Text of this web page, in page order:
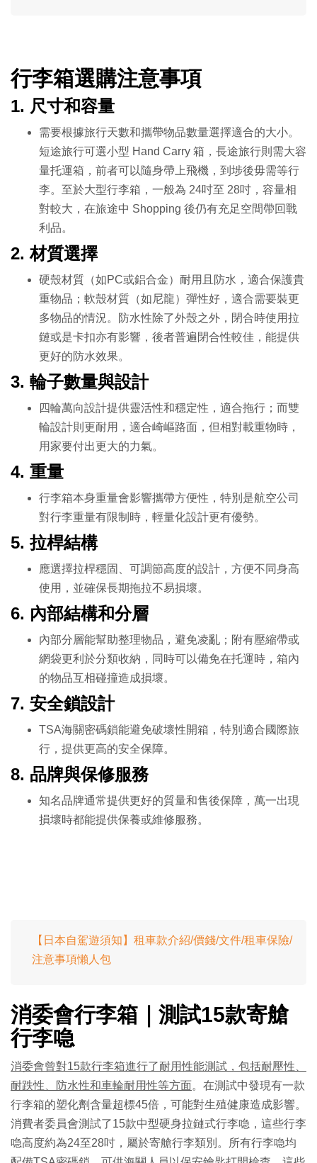
行李箱選購注意事項
1. 尺寸和容量
需要根據旅行天數和攜帶物品數量選擇適合的大小。
短途旅行可選小型 Hand Carry 箱，長途旅行則需大容
量托運箱，前者可以隨身帶上飛機，到埗後毋需等行
李。至於大型行李箱，一般為 24吋至 28吋，容量相
對較大，在旅途中 Shopping 後仍有充足空間帶回戰
利品。
2.材質選擇
硬殼材質（如PC或鋁合金）耐用且防水，適合保護貴
重物品；軟殼材質（如尼龍）彈性好，適合需要裝更
多物品的情況。防水性除了外殼之外，閉合時使用拉
鏈或是卡扣亦有影響，後者普遍閉合性較佳，能提供
更好的防水效果。
3. 輪子數量與設計
四輪萬向設計提供靈活性和穩定性，適合拖行；而雙
輪設計則更耐用，適合崎嶇路面，但相對載重物時，
用家要付出更大的力氣。
4. 重量
行李箱本身重量會影響攜帶方便性，特別是航空公司
對行李重量有限制時，輕量化設計更有優勢。
5.拉桿結構
應選擇拉桿穩固、可調節高度的設計，方便不同身高
使用，並確保長期拖拉不易損壞。
6. 內部結構和分層
內部分層能幫助整理物品，避免凌亂；附有壓縮帶或
網袋更利於分類收納，同時可以備免在托運時，箱內
的物品互相碰撞造成損壞。
7. 安全鎖設計
TSA海關密碼鎖能避免破壞性開箱，特別適合國際旅
行，提供更高的安全保障。
8. 品牌與保修服務
知名品牌通常提供更好的質量和售後保障，萬一出現
損壞時都能提供保養或維修服務。
【日本自駕遊須知】租車款介紹/價錢/文件/租車保險/
注意事項懶人包
消委會行李箱｜測試15款寄艙
行李喼
消委會曾對15款行李箱進行了耐用性能測試，包括耐壓性、
耐跌性、防水性和車輪耐用性等方面。在測試中發現有一款
行李箱的塑化劑含量超標45倍，可能對生殖健康造成影響。
消費者委員會測試了15款中型硬身拉鏈式行李喼，這些行李
喼高度約為24至28吋，屬於寄艙行李類別。所有行李喼均